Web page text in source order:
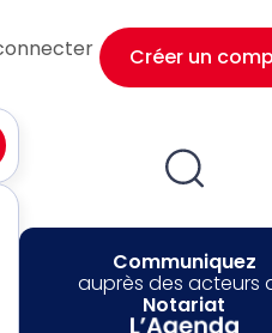
Créer un
Communiquez
auprès des acteurs
Notariat